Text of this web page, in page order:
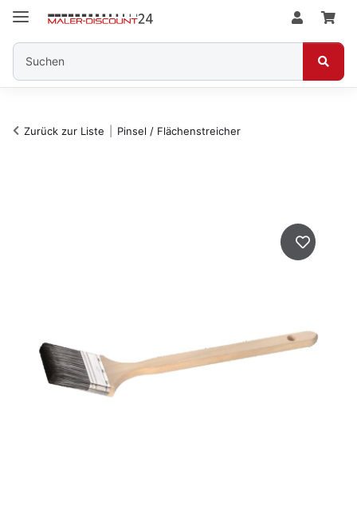
Zurück zur Liste Pinsel / Flächenstreicher